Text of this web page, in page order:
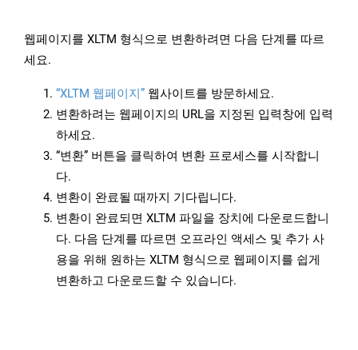
웹페이지를 XLTM 형식으로 변환하려면 다음 단계를 따르
세요.
“XLTM 웹페이지” 웹사이트를 방문하세요.
변환하려는 웹페이지의 URL을 지정된 입력창에 입력
하세요.
“변환” 버튼을 클릭하여 변환 프로세스를 시작합니
다.
변환이 완료될 때까지 기다립니다.
변환이 완료되면 XLTM 파일을 장치에 다운로드합니
다. 다음 단계를 따르면 오프라인 액세스 및 추가 사
용을 위해 원하는 XLTM 형식으로 웹페이지를 쉽게
변환하고 다운로드할 수 있습니다.